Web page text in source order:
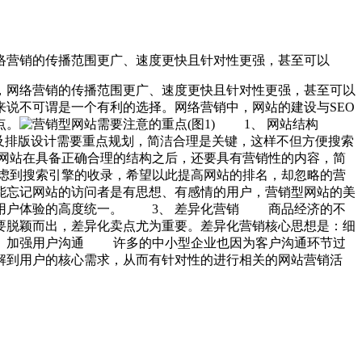
销的传播范围更广、速度更快且针对性更强，甚至可以
络营销的传播范围更广、速度更快且针对性更强，甚至可以
不可谓是一个有利的选择。网络营销中，网站的建设与SEO
1、 网站结构
版设计需要重点规划，简洁合理是关键，这样不但方便搜索
在具备正确合理的结构之后，还要具有营销性的内容，简
索引擎的收录，希望以此提高网站的排名，却忽略的营
记网站的访问者是有思想、有感情的用户，营销型网站的美
与用户体验的高度统一。 3、 差异化营销 商品经济的不
颖而出，差异化卖点尤为重要。差异化营销核心思想是：细
加强用户沟通 许多的中小型企业也因为客户沟通环节过
用户的核心需求，从而有针对性的进行相关的网站营销活